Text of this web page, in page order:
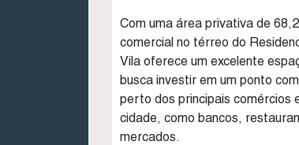
Com uma área privativa de
comercial no térreo do
Vila oferece um excelente
busca investir em um ponto
perto dos principais comércios
cidade, como bancos,
mercados.